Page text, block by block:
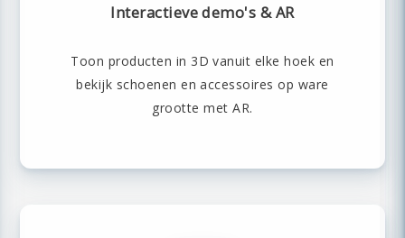
Interactieve demo's & AR
Toon producten in 3D vanuit elke hoek en
bekijk schoenen en accessoires op ware
grootte met AR.